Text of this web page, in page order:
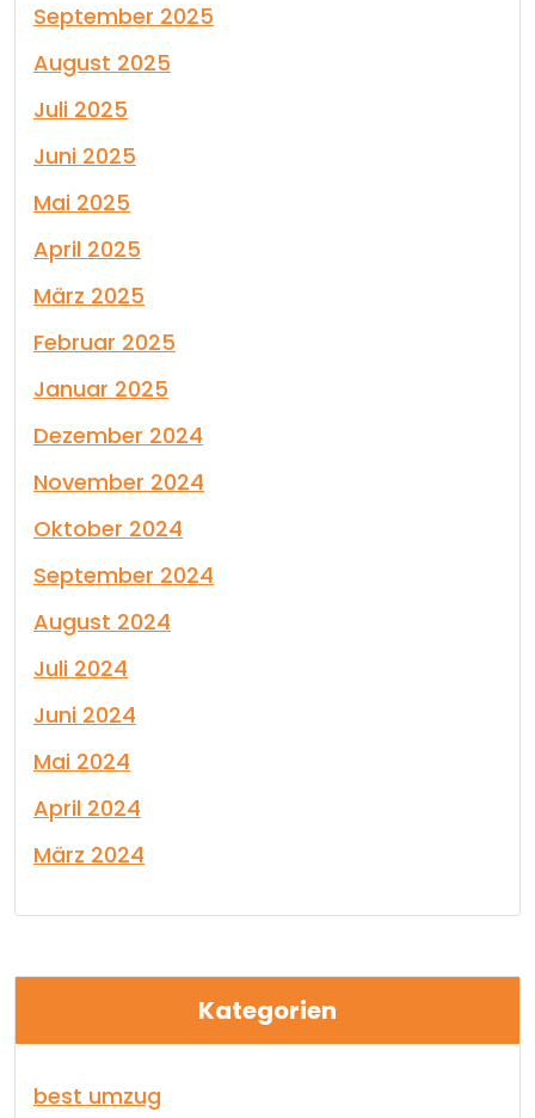
September 2025
August 2025
Juli 2025
Juni 2025
Mai 2025
April 2025
März 2025
Februar 2025
Januar 2025
Dezember 2024
November 2024
Oktober 2024
September 2024
August 2024
Juli 2024
Juni 2024
Mai 2024
April 2024
März 2024
Kategorien
best umzug